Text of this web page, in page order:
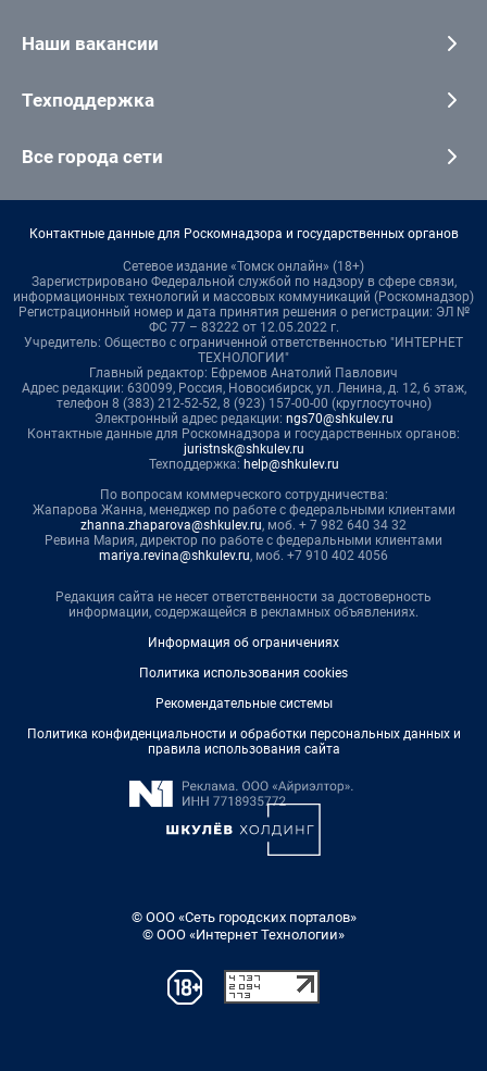
Наши вакансии
Техподдержка
Все города сети
Контактные данные для Роскомнадзора и государственных органов
Сетевое издание «Томск онлайн» (18+)
Зарегистрировано Федеральной службой по надзору в сфере связи,
информационных технологий и массовых коммуникаций (Роскомнадзор)
Регистрационный номер и дата принятия решения о регистрации: ЭЛ №
ФС 77 – 83222 от 12.05.2022 г.
Учредитель: Общество с ограниченной ответственностью "ИНТЕРНЕТ
ТЕХНОЛОГИИ"
Главный редактор: Ефремов Анатолий Павлович
Адрес редакции: 630099, Россия, Новосибирск, ул. Ленина, д. 12, 6 этаж,
телефон 8 (383) 212-52-52, 8 (923) 157-00-00 (круглосуточно)
Электронный адрес редакции: ngs70@shkulev.ru
Контактные данные для Роскомнадзора и государственных органов:
juristnsk@shkulev.ru
Техподдержка: help@shkulev.ru
По вопросам коммерческого сотрудничества:
Жапарова Жанна, менеджер по работе с федеральными клиентами
zhanna.zhaparova@shkulev.ru, моб. + 7 982 640 34 32
Ревина Мария, директор по работе с федеральными клиентами
mariya.revina@shkulev.ru, моб. +7 910 402 4056
Редакция сайта не несет ответственности за достоверность
информации, содержащейся в рекламных объявлениях.
Информация об ограничениях
Политика использования cookies
Рекомендательные системы
Политика конфиденциальности и обработки персональных данных и
правила использования сайта
© ООО «Сеть городских порталов»
© ООО «Интернет Технологии»